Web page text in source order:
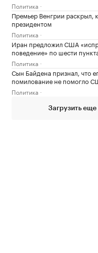
Политика
Премьер Венгрии раскрыл,
президентом
Политика
Иран предложил США
поведение» по шести
Политика
Сын Байдена признал, что
помилование не помогло
Политика
Загрузить еще